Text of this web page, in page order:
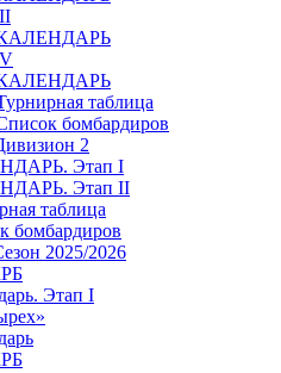
таблица
бомбардиров
2
Этап I
Этап II
таблица
бомбардиров
2025/2026
Этап I